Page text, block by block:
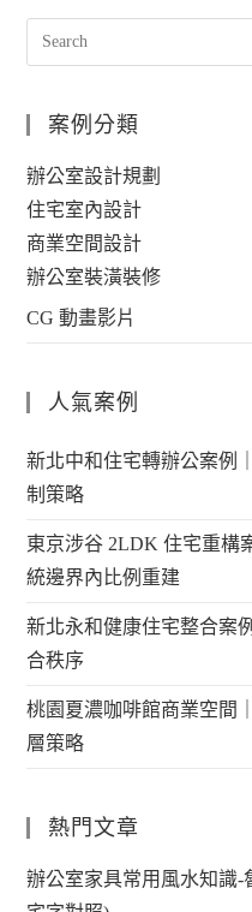
案例分類
辦公室設計規劃
住宅室內設計
商業空間設計
辦公室裝潢裝修
CG 動畫影片
人氣案例
新北中和住宅轉辦公案例
制策略
東京涉谷 2LDK 住宅重構
統邊界內比例重建
新北永和健康住宅整合案
合秩序
桃園夏濃咖啡館商業空間
層策略
熱門文章
辦公室家具常用風水知識